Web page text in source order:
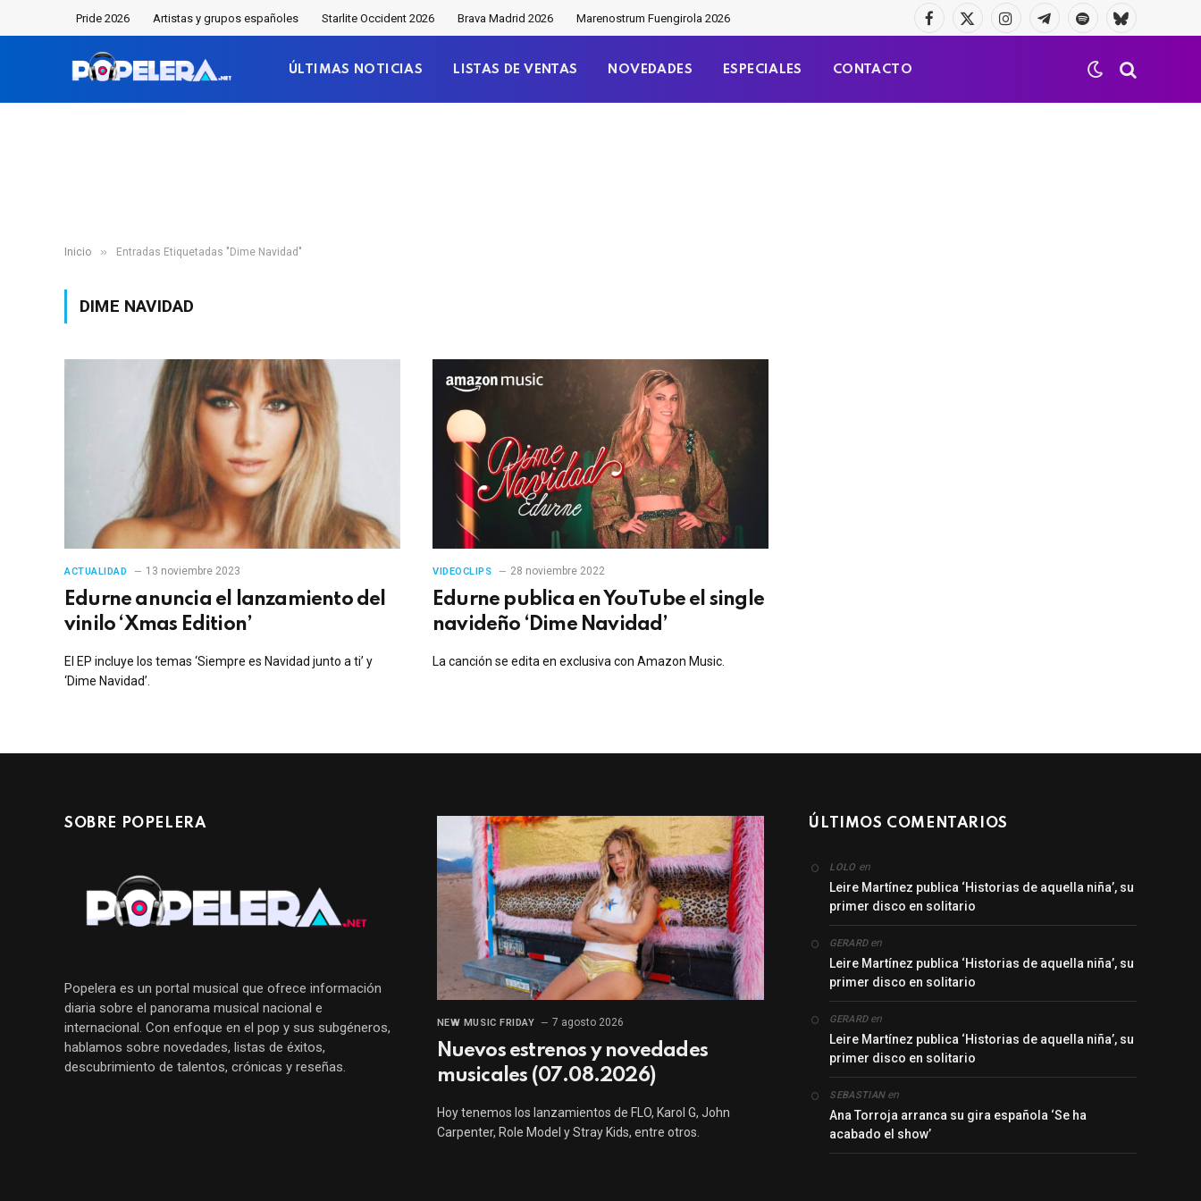
Pride 2026 Artistas y grupos españoles Starlite Occident 2026 Brava Madrid 2026 Marenostrum Fuengirola 2026
Facebook
X
InstagramTelegramaSpotifyBluesky
ÚLTIMAS NOTICIAS LISTAS DE VENTAS NOVEDADES ESPECIALES CONTACTO
Inicio » Entradas Etiquetadas "Dime Navidad"
DIME NAVIDAD
ACTUALIDAD 13 noviembre 2023
Edurne anuncia el lanzamiento del
vinilo ‘Xmas Edition’
El EP incluye los temas ‘Siempre es Navidad junto a ti’ y
‘Dime Navidad’.
VIDEOCLIPS 28 noviembre 2022
Edurne publica en YouTube el single
navideño ‘Dime Navidad’
La canción se edita en exclusiva con Amazon Music.
SOBRE POPELERA
Popelera es un portal musical que ofrece información
diaria sobre el panorama musical nacional e
internacional. Con enfoque en el pop y sus subgéneros,
hablamos sobre novedades, listas de éxitos,
descubrimiento de talentos, crónicas y reseñas.
NEW MUSIC FRIDAY 7 agosto 2026
Nuevos estrenos y novedades
musicales (07.08.2026)
Hoy tenemos los lanzamientos de FLO, Karol G, John
Carpenter, Role Model y Stray Kids, entre otros.
ÚLTIMOS COMENTARIOS
LOLO en
Leire Martínez publica ‘Historias de aquella niña’, su
primer disco en solitario
GERARDen
Leire Martínez publica ‘Historias de aquella niña’, su
primer disco en solitario
GERARDen
Leire Martínez publica ‘Historias de aquella niña’, su
primer disco en solitario
SEBASTIANen
Ana Torroja arranca su gira española ‘Se ha
acabado el show’